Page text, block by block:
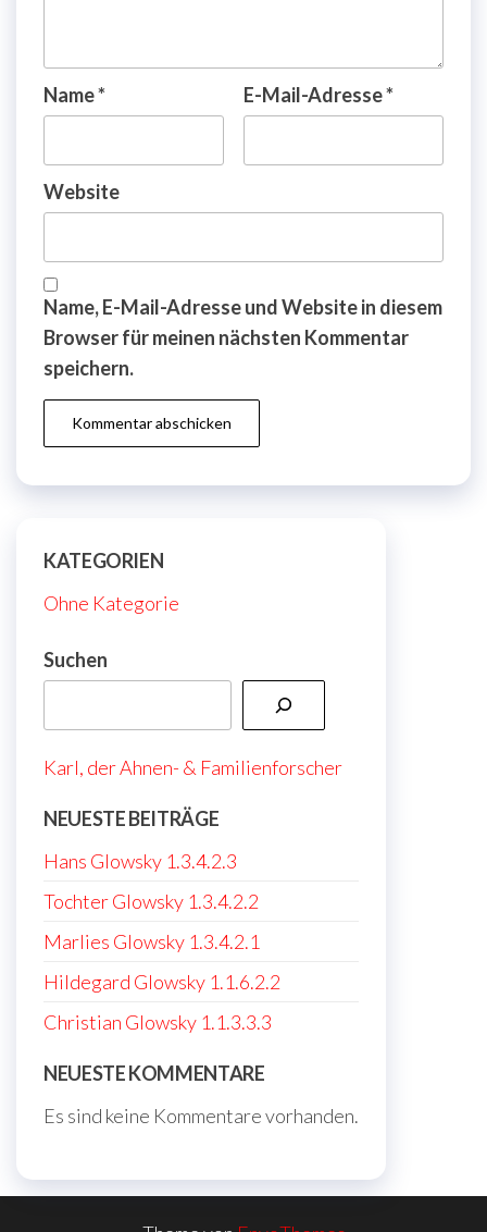
Name* E-Mail-Adresse*
Website
Name, E-Mail-Adresse und Website in diesem
Browser für meinen nächsten Kommentar
speichern.
KATEGORIEN
Ohne Kategorie
Suchen
Karl, der Ahnen- & Familienforscher
NEUESTE BEITRÄGE
Hans Glowsky 1.3.4.2.3
Tochter Glowsky 1.3.4.2.2
Marlies Glowsky 1.3.4.2.1
Hildegard Glowsky 1.1.6.2.2
Christian Glowsky 1.1.3.3.3
NEUESTE KOMMENTARE
Es sind keine Kommentare vorhanden.